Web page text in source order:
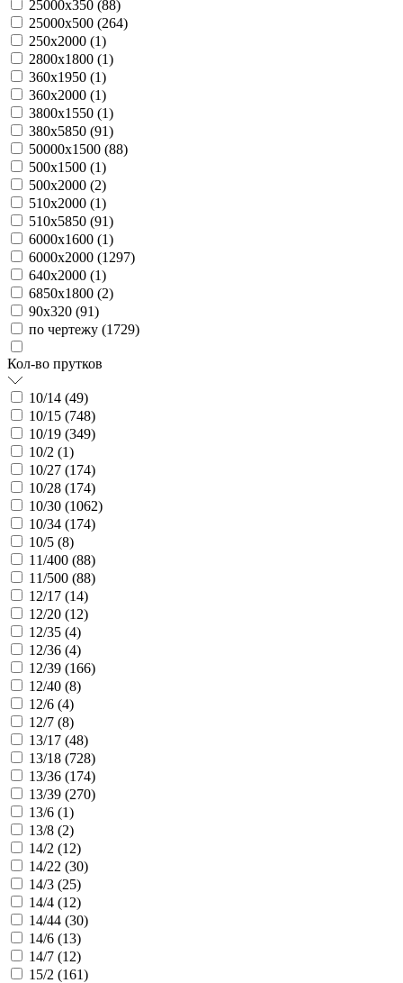
25000х350 (88)
25000х500 (264)
250х2000 (1)
2800х1800 (1)
360х1950 (1)
360х2000 (1)
3800х1550 (1)
380х5850 (91)
50000х1500 (88)
500х1500 (1)
500х2000 (2)
510х2000 (1)
510х5850 (91)
6000х1600 (1)
6000х2000 (1297)
640х2000 (1)
6850х1800 (2)
90х320 (91)
по чертежу (1729)
Кол-во прутков
10/14 (49)
10/15 (748)
10/19 (349)
10/2 (1)
10/27 (174)
10/28 (174)
10/30 (1062)
10/34 (174)
10/5 (8)
11/400 (88)
11/500 (88)
12/17 (14)
12/20 (12)
12/35 (4)
12/36 (4)
12/39 (166)
12/40 (8)
12/6 (4)
12/7 (8)
13/17 (48)
13/18 (728)
13/36 (174)
13/39 (270)
13/6 (1)
13/8 (2)
14/2 (12)
14/22 (30)
14/3 (25)
14/4 (12)
14/44 (30)
14/6 (13)
14/7 (12)
15/2 (161)